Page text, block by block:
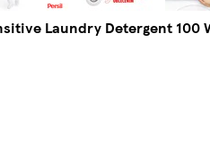
Laundry Detergent 100